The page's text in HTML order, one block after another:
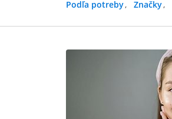
Podľa potreby Značky